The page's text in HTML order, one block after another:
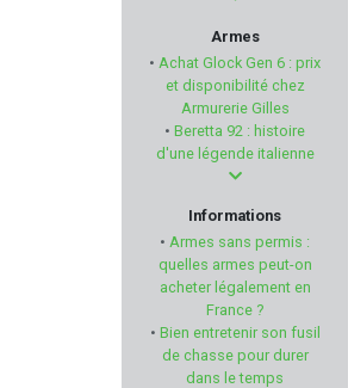
FABARM
MAGNUM RESEARCH
MANUFRANCE
DIAMONDBACK
MARY ARM
Armes
• Achat Glock Gen 6 : prix
et disponibilité chez
Armurerie Gilles
• Beretta 92 : histoire
d'une légende italienne
Informations
• Armes sans permis :
quelles armes peut-on
acheter légalement en
France ?
• Bien entretenir son fusil
de chasse pour durer
dans le temps